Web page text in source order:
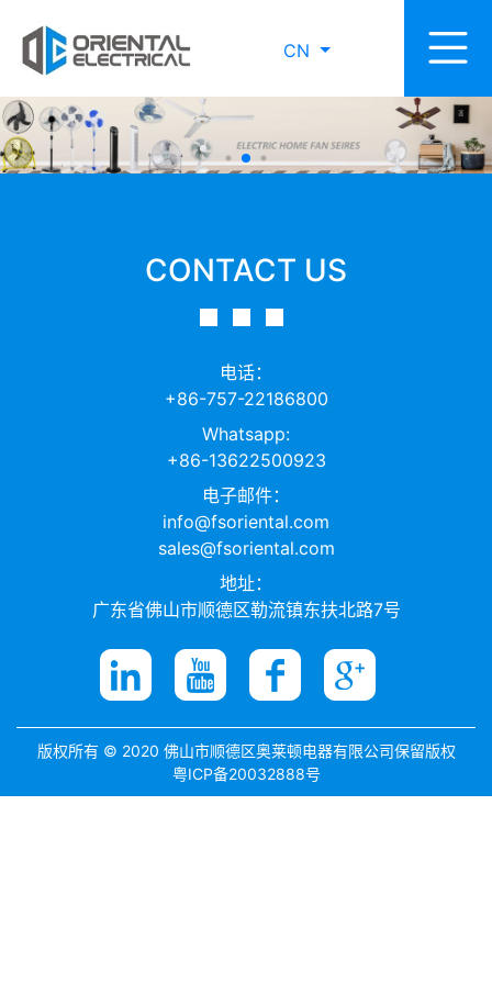
CN
CONTACT US
电话：
+86-757-22186800
Whatsapp:
+86-13622500923
电子邮件：
info@fsoriental.com
sales@fsoriental.com
地址：
广东省佛山市顺德区勒流镇东扶北路7号
版权所有 © 2020 佛山市顺德区奥莱顿电器有限公司保留版权
粤ICP备20032888号